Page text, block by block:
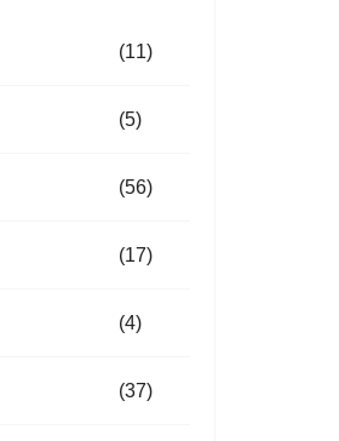
(11)
(5)
(56)
(17)
(4)
(37)